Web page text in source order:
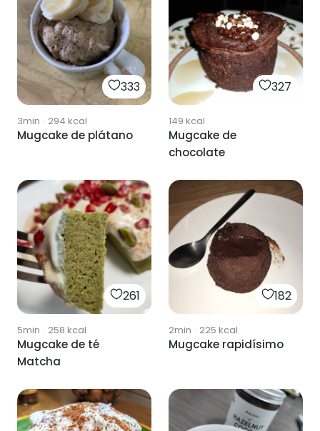
333
3min · 294 kcal
Mugcake de plátano
327
149 kcal
Mugcake de
chocolate
261
5min · 258 kcal
Mugcake de té
Matcha
182
2min · 225 kcal
Mugcake rapidísimo